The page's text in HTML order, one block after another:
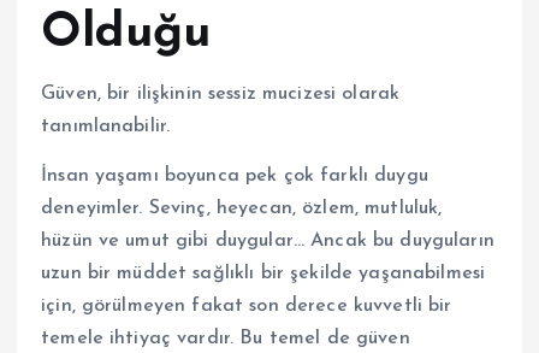
Olduğu
Güven, bir ilişkinin sessiz mucizesi olarak
tanımlanabilir.
İnsan yaşamı boyunca pek çok farklı duygu
deneyimler. Sevinç, heyecan, özlem, mutluluk,
hüzün ve umut gibi duygular… Ancak bu duyguların
uzun bir müddet sağlıklı bir şekilde yaşanabilmesi
için, görülmeyen fakat son derece kuvvetli bir
temele ihtiyaç vardır. Bu temel de güven